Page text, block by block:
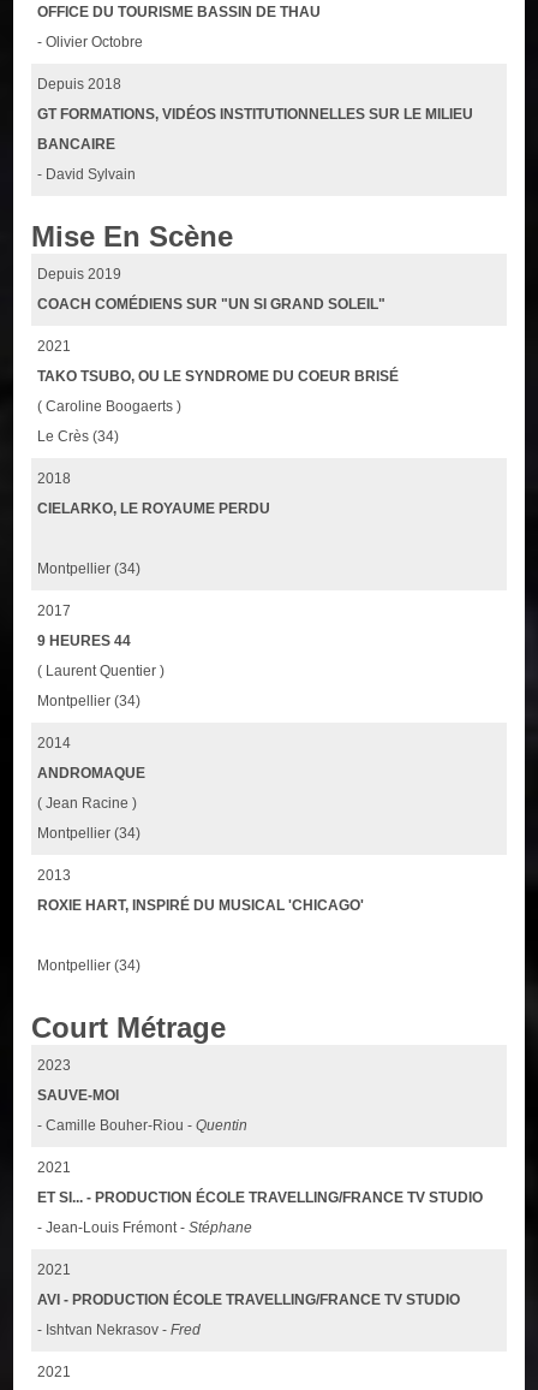
OFFICE DU TOURISME BASSIN DE THAU
- Olivier Octobre
Depuis 2018
GT FORMATIONS, VIDÉOS INSTITUTIONNELLES SUR LE MILIEU
BANCAIRE
- David Sylvain
Mise En Scène
Depuis 2019
COACH COMÉDIENS SUR "UN SI GRAND SOLEIL"
2021
TAKO TSUBO, OU LE SYNDROME DU COEUR BRISÉ
( Caroline Boogaerts )
Le Crès (34)
2018
CIELARKO, LE ROYAUME PERDU
Montpellier (34)
2017
9 HEURES 44
( Laurent Quentier )
Montpellier (34)
2014
ANDROMAQUE
( Jean Racine )
Montpellier (34)
2013
ROXIE HART, INSPIRÉ DU MUSICAL 'CHICAGO'
Montpellier (34)
Court Métrage
2023
SAUVE-MOI
- Camille Bouher-Riou -Quentin
2021
ET SI... - PRODUCTION ÉCOLE TRAVELLING/FRANCE TV STUDIO
- Jean-Louis Frémont -Stéphane
2021
AVI - PRODUCTION ÉCOLE TRAVELLING/FRANCE TV STUDIO
- Ishtvan Nekrasov -Fred
2021